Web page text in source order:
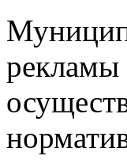
рекламы